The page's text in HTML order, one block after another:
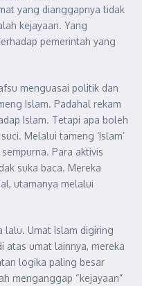
yang dianggapnya tidak
kejayaan. Yang
pemerintah yang
menguasai politik dan
Islam. Padahal rekam
Islam. Tetapi apa boleh
Melalui tameng ‘Islam’
Para aktivis
suka baca. Mereka
utamanya melalui
lalu. Umat Islam digiring
atas umat lainnya, mereka
logika paling besar
menganggap “kejayaan”